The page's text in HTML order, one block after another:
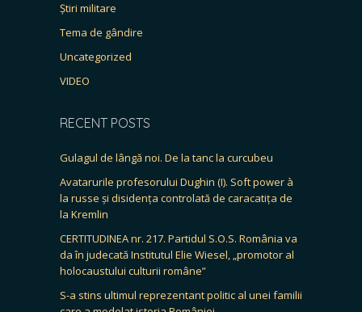
Știri militare
Tema de gândire
Uncategorized
VIDEO
RECENT POSTS
Gulagul de lângă noi. De la tanc la curcubeu
Avatarurile profesorului Dughin (I). Soft power à
la russe și disidența controlată de caracatița de
la Kremlin
CERTITUDINEA nr. 217. Partidul S.O.S. România va
da în judecată Institutul Elie Wiesel, „promotor al
holocaustului culturii române”
S-a stins ultimul reprezentant politic al unei familii